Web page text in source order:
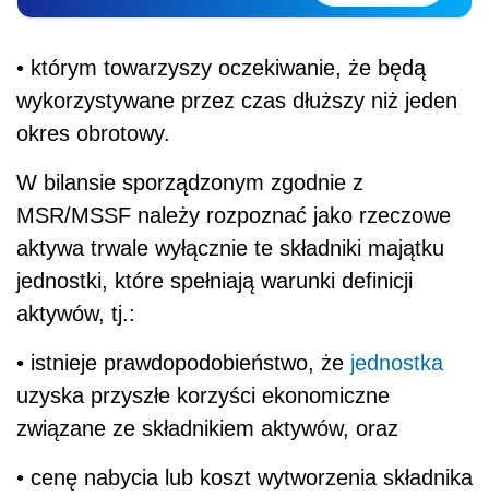
• którym towarzyszy oczekiwanie, że będą
wykorzystywane przez czas dłuższy niż jeden
okres obrotowy.
W bilansie sporządzonym zgodnie z
MSR/MSSF należy rozpoznać jako rzeczowe
aktywa trwale wyłącznie te składniki majątku
jednostki, które spełniają warunki definicji
aktywów, tj.:
• istnieje prawdopodobieństwo, że jednostka
uzyska przyszłe korzyści ekonomiczne
związane ze składnikiem aktywów, oraz
• cenę nabycia lub koszt wytworzenia składnika